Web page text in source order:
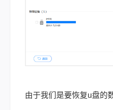
由于我们是要恢复u盘的